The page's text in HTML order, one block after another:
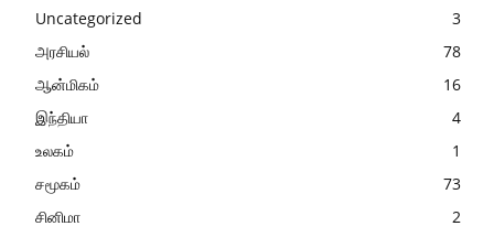
Uncategorized
3
அரசியல்
78
ஆன்மிகம்
16
இந்தியா
4
உலகம்
1
சமூகம்
73
சினிமா
2